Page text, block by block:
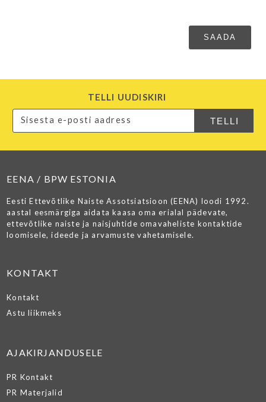
TELLI UUDISKIRI
EENA / BPW ESTONIA
Eesti Ettevõtlike Naiste Assotsiatsioon (EENA) loodi 1992.
aastal eesmärgiga aidata kaasa oma erialal pädevate,
ettevõtlike naiste ja naisjuhtide omavaheliste kontaktide
loomisele, ideede ja arvamuste vahetamisele.
KONTAKT
Kontakt
Astu liikmeks
AJAKIRJANDUSELE
PR Kontakt
PR Materjalid